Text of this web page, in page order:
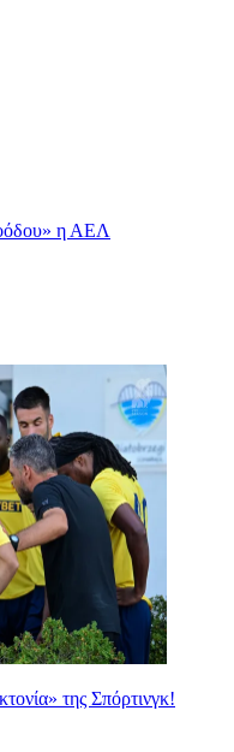
η ΑΕΛ
της Σπόρτινγκ!